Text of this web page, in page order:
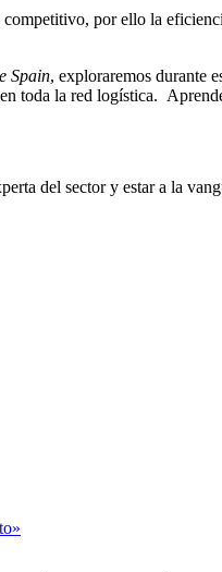
competitivo, por ello la
Spain, exploraremos durante
toda la red logística.
del sector y estar a la